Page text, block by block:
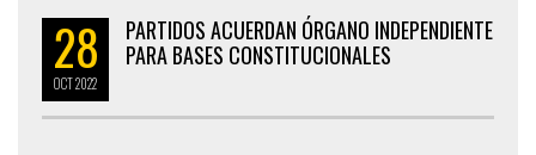
28
OCT2022
PARTIDOS ACUERDAN ÓRGANO INDEPENDIENTE
PARA BASES CONSTITUCIONALES